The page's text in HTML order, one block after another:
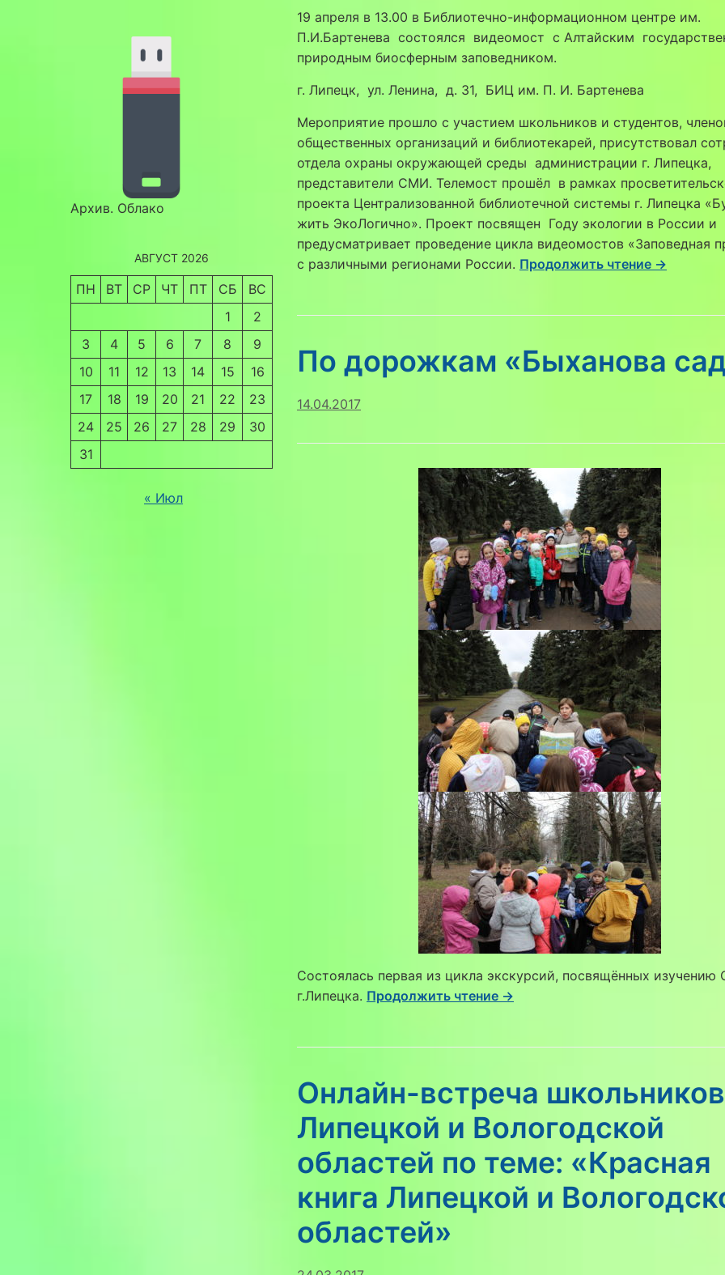
Архив. Облако
АВГУСТ 2026
ПН ВТ СР ЧТ ПТ СБ
ВС
1
2
3
4 5 6 7 8
9
10
11 12 13 14 15
16
17
18 19 20 21 22
23
24
25 26 27 28 29
30
31
« Июл
19 апреля в 13.00 в Библиотечно-информационном центре им.
П.И.Бартенева состоялся видеомост с Алтайским
природным биосферным заповедником.
г. Липецк, ул. Ленина, д. 31, БИЦ им. П. И. Бартенева
Мероприятие прошло с участием школьников и студентов,
общественных организаций и библиотекарей, присутствовал
отдела охраны окружающей среды администрации г. Липецка,
представители СМИ. Телемост прошёл в рамках
проекта Централизованной библиотечной системы г. Липецка
жить ЭкоЛогично». Проект посвящен Году экологии в России и
предусматривает проведение цикла видеомостов «Заповедная
с различными регионами России. Продолжить чтение →
По дорожкам «Быханова
14.04.2017
Состоялась первая из цикла экскурсий, посвящённых
г.Липецка. Продолжить чтение →
Онлайн-встреча школьников
Липецкой и Вологодской
областей по теме: «Красная
книга Липецкой и
областей»